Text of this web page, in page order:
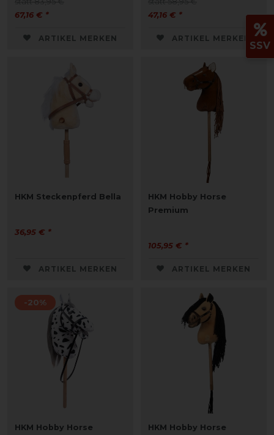
67,16 € *
ARTIKEL MERKEN
47,16 € *
ARTIKEL MERKEN
HKM Steckenpferd Bella
36,95 € *
ARTIKEL MERKEN
HKM Hobby Horse
Premium
105,95 € *
ARTIKEL MERKEN
-20%
HKM Hobby Horse
HKM Hobby Horse
SSV